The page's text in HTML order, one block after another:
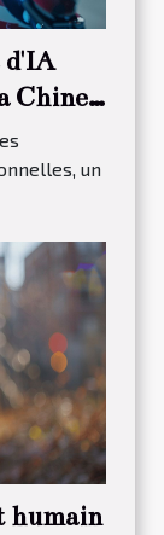
d'IA
Chine
un
humain